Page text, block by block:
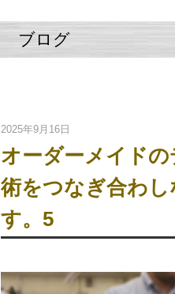
ブログ
2025年9月16日
オーダーメイド
術をつなぎ合わ
す。5